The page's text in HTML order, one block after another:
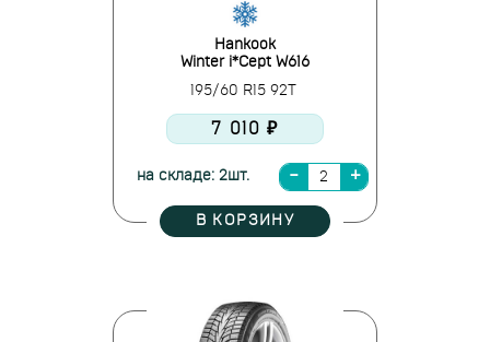
Hankook
Winter i*Cept W616
195/60 R15 92T
7 010 ₽
на складе: 2шт.
В КОРЗИНУ